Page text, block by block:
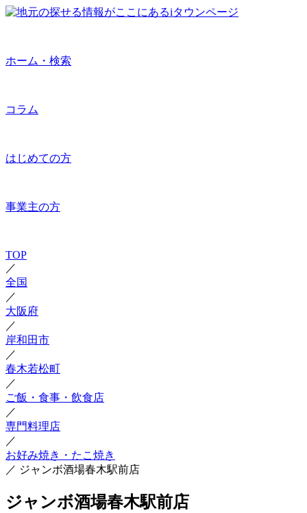
ホーム・検索
コラム
はじめての方
事業主の方
TOP
／
全国
／
大阪府
／
岸和田市
／
春木若松町
／
ご飯・食事・飲食店
／
専門料理店
／
お好み焼き・たこ焼き
／ ジャンボ酒場春木駅前店
ジャンボ酒場春木駅前店